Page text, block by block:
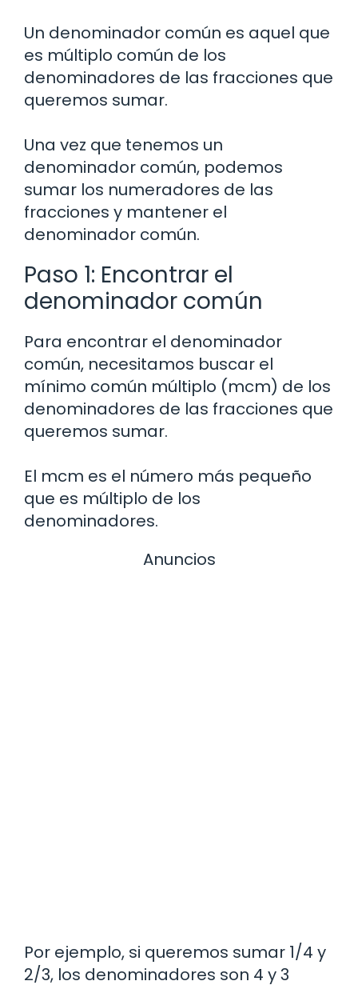
Un denominador común es aquel que
es múltiplo común de los
denominadores de las fracciones que
queremos sumar.
Una vez que tenemos un
denominador común, podemos
sumar los numeradores de las
fracciones y mantener el
denominador común.
Paso 1: Encontrar el
denominador común
Para encontrar el denominador
común, necesitamos buscar el
mínimo común múltiplo (mcm) de los
denominadores de las fracciones que
queremos sumar.
El mcm es el número más pequeño
que es múltiplo de los
denominadores.
Anuncios
Por ejemplo, si queremos sumar 1/4 y
2/3, los denominadores son 4 y 3